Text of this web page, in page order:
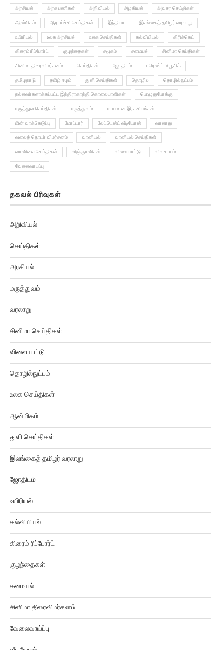
அரசியல் அரசு பணிகள் அறிவியல் அழகியல் அவசர செய்திகள்
ஆன்மிகம் ஆராய்ச்சி செய்திகள் இந்தியா இலங்கைத் தமிழர் வரலாறு
உயிரியல் உலக அரசியல் உலக செய்திகள் கல்வியியல் கிரிக்கெட்
கிரைம் ரிப்போர்ட் குழந்தைகள் சமூகம் சமையல் சினிமா செய்திகள்
சினிமா திரைவிமர்சனம் செய்திகள் ஜோதிடம் ட்ரெண்ட் மியூசிக்
தமிழநாடு தமிழ் ஈழம் துளி செய்திகள் தொழில் தொழில்நுட்பம்
நல்லவர்களாக்கப்பட்ட இந்திராகாந்தி கொலையாளிகள் பொழுதுபோக்கு
மருத்துவ செய்திகள் மருத்துவம் மாயமான இரகசியங்கள்
மின் வாக்கெடுப்பு மோட்டார் லேட்டெஸ்ட் வீடியோஸ் வரலாறு
வலைத் தொடர் விமர்சனம் வானியல் வானியல் செய்திகள்
வானிலை செய்திகள் விஞ்ஞானிகள் விளையாட்டு விவசாயம்
வேலைவாய்ப்பு
தகவல் பிரிவுகள்
அறிவியல்
செய்திகள்
அரசியல்
மருத்துவம்
சினிமா செய்திகள்
விளையாட்டு
தொழில்நுட்பம்
உலக செய்திகள்
ஆன்மிகம்
துளி செய்திகள்
இலங்கைத் தமிழர் வரலாறு
ஜோதிடம்
உயிரியல்
கல்வியியல்
கிரைம் ரிப்போர்ட்
குழந்தைகள்
சமையல்
சினிமா திரைவிமர்சனம்
வேலைவாய்ப்பு
வீடியோஸ்